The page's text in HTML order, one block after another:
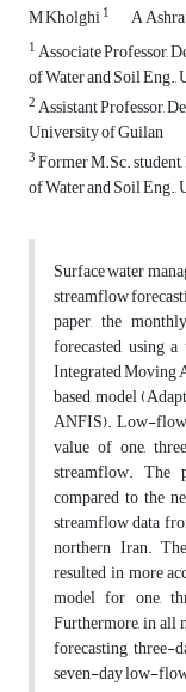
M Kholghi1 A
1Associate Professor,
of Water and Soil
2Assistant Professor,
University of Guilan
3Former M.Sc.
of Water and Soil
Surface water
streamflow
paper, the
forecasted using
Integrated Moving
based model
ANFIS). Low-flow
value of one,
streamflow. The
compared to the
streamflow data
northern Iran.
resulted in more
model for one,
Furthermore, in all
forecasting
seven-day low-